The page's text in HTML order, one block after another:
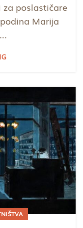
za poslastičare
Marija